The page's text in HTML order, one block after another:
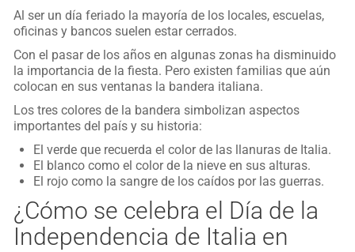
Al ser un día feriado la mayoría de los locales, escuelas,
oficinas y bancos suelen estar cerrados.
Con el pasar de los años en algunas zonas ha disminuido
la importancia de la fiesta. Pero existen familias que aún
colocan en sus ventanas la bandera italiana.
Los tres colores de la bandera simbolizan aspectos
importantes del país y su historia:
El verde que recuerda el color de las llanuras de Italia.
El blanco como el color de la nieve en sus alturas.
El rojo como la sangre de los caídos por las guerras.
¿Cómo se celebra el Día de la
Independencia de Italia en